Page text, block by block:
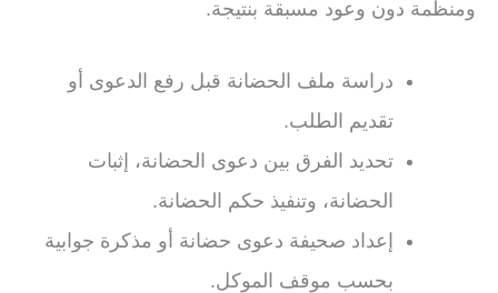
ومنظمة دون وعود مسبقة بنتيجة.
دراسة ملف الحضانة قبل رفع الدعوى أو
تقديم الطلب.
تحديد الفرق بين دعوى الحضانة، إثبات
الحضانة، وتنفيذ حكم الحضانة.
إعداد صحيفة دعوى حضانة أو مذكرة جوابية
بحسب موقف الموكل.